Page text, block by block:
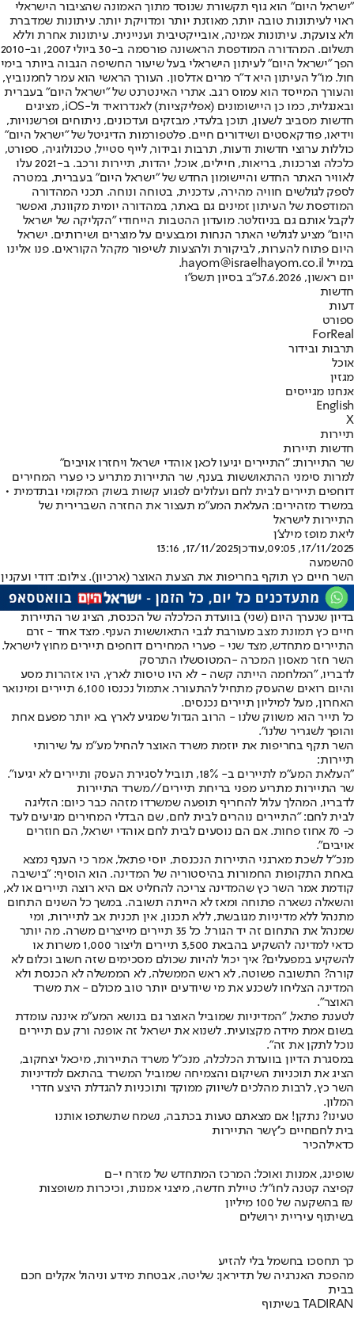
"ישראל היום" הוא גוף תקשורת שנוסד מתוך האמונה שהציבור הישראלי
ראוי לעיתונות טובה יותר, מאוזנת יותר ומדויקת יותר. עיתונות שמדברת
ולא צועקת. עיתונות אמינה, אובייקטיבית ועניינית. עיתונות אחרת וללא
תשלום. המהדורה המודפסת הראשונה פורסמה ב-30 ביולי 2007, וב-2010
הפך "ישראל היום" לעיתון הישראלי בעל שיעור החשיפה הגבוה ביותר בימי
חול. מו"ל העיתון היא ד"ר מרים אדלסון. העורך הראשי הוא עמר לחמנוביץ,
והעורך המייסד הוא עמוס רגב. אתרי האינטרנט של "ישראל היום" בעברית
ובאנגלית, כמו כן היישומונים (אפליקציות) לאנדרואיד ול-iOS, מציגים
חדשות מסביב לשעון, תוכן בלעדי, מבזקים ועדכונים, ניתוחים ופרשנויות,
וידיאו, פודקאסטים ושידורים חיים. פלטפורמות הדיגיטל של "ישראל היום"
כוללות ערוצי חדשות ודעות, תרבות ובידור, לייף סטייל, טכנולוגיה, ספורט,
כלכלה וצרכנות, בריאות, חיילים, אוכל, יהדות, תיירות ורכב. ב-2021 עלו
לאוויר האתר החדש והיישומון החדש של "ישראל היום" בעברית, במטרה
לספק לגולשים חוויה מהירה, עדכנית, בטוחה ונוחה. תכני המהדורה
המודפסת של העיתון זמינים גם באתר, במהדורה יומית מקוונת, ואפשר
לקבל אותם גם בניוזלטר. מועדון ההטבות הייחודי "הקליקה של ישראל
היום" מציע לגולשי האתר הנחות ומבצעים על מוצרים ושירותים. ישראל
היום פתוח להערות, לביקורת ולהצעות לשיפור מקהל הקוראים. פנו אלינו
במייל hayom@israelhayom.co.il.
יום ראשון, 7.6.2026
כ"ב בסיון תשפ"ו
חדשות
דעות
ספורט
ForReal
תרבות ובידור
אוכל
מגזין
אנחנו מגייסים
English
X
תיירות
חדשות תיירות
שר התיירות: "התיירים יגיעו לכאן אוהדי ישראל ויחזרו אויבים"
למרות סימני ההתאוששות בענף, שר התיירות מתריע כי פערי המחירים
דוחפים תיירים לבית לחם ועלולים לפגוע קשות בשוק המקומי ובתדמית •
במשרד מזהירים: העלאת המע"מ תעצור את החזרה השברירית של
התיירות לישראל
ליאת מופז מילצ'ן
17/11/2025, 09:05
,עודכן17/11/2025, 13:16
0השמעה
השר חיים כץ תוקף בחריפות את הצעת האוצר (ארכיון). צילום: דודי ועקנין
בדיון שנערך היום (שני) בוועדת הכלכלה של הכנסת, הציג שר התיירות
חיים כץ תמונת מצב מעורבת לגבי התאוששות הענף. מצד אחד - זרם
התיירים מתחדש, מצד שני - פערי המחירים דוחפים תיירים מחוץ לישראל.
השר חזר מאסון המכרה -המטוסשלו התרסק
לדבריו, "המלחמה הייתה קשה - לא היו טיסות לארץ, היו אזהרות מסע
והיום רואים שהעסק מתחיל להתעורר. אתמול נכנסו 6,100 תיירים ומינואר
האחרון, מעל למיליון תיירים נכנסים.
כל תייר הוא משווק שלנו - הרוב הגדול שמגיע לארץ בא יותר מפעם אחת
והופך לשגריר שלנו".
השר תקף בחריפות את יוזמת משרד האוצר להחיל מע"מ על שירותי
תיירות:
"העלאת המע"מ לתיירים ב- 18%, תוביל לסגירת העסק ותיירים לא יגיעו".
שר התיירות מתריע מפני בריחת תיירים//משרד התיירות
לדבריו, המהלך עלול להחריף תופעה שמשרדו מזהה כבר כיום: הזליגה
לבית לחם: "התיירים נוהרים לבית לחם, שם הבדלי המחירים מגיעים לעד
כ- 70 אחוז פחות. אם הם נוסעים לבית לחם אוהדי ישראל, הם חוזרים
אויבים".
מנכ"ל לשכת מארגני התיירות הנכנסת, יוסי פתאל, אמר כי הענף נמצא
באחת התקופות החמורות בהיסטוריה של המדינה. הוא הוסיף: "בישיבה
קודמת אמר השר כץ שהמדינה צריכה להחליט אם היא רוצה תיירים או לא,
והשאלה נשארה פתוחה ומאז לא הייתה תשובה. במשך כל השנים התחום
מתנהל ללא מדיניות מגובשת, ללא תכנון, אין תכנית אב לתיירות, ומי
שמנהל את התחום זה יד הגורל. כל 35 תיירים מייצרים משרה. מה יותר
כדאי למדינה להשקיע בהבאת 3,500 תיירים וליצור 1,000 משרות או
להשקיע במפעלים? איך יכול להיות שכולם מסכימים שזה חשוב וכלום לא
קורה? התשובה פשוטה, לא ראש הממשלה, לא הממשלה לא הכנסת ולא
המדינה הצליחו לשכנע את מי שיודעים יותר טוב מכולם - את משרד
האוצר".
לטענת פתאל, "המדיניות שמוביל האוצר גם בנושא המע"מ איננה עומדת
בשום אמת מידה מקצועית. לשנוא את ישראל זה אופנה ורק עם תיירים
נוכל לתקן את זה".
במסגרת הדיון בוועדת הכלכלה, מנכ"ל משרד התיירות, מיכאל יצחקוב,
הציג את תוכניות השיקום והצמיחה שמוביל המשרד בהתאם למדיניות
השר כץ, לרבות מהלכים לשיווק ממוקד ותוכניות להגדלת היצע חדרי
המלון.
טעינו? נתקן! אם מצאתם טעות בכתבה, נשמח שתשתפו אותנו
בית לחםחיים כ''ץשר התיירות
כדאילהכיר
שופינג, אמנות ואוכל: המרכז המתחדש של מזרח י-ם
קפיצה קטנה לחו"ל: טיילת חדשה, מיצגי אמנות, וכיכרות משופצות
בהשקעה של 100 מיליון ₪
בשיתוף עיריית ירושלים
כך תחסכו בחשמל בלי להזיע
מהפכת האנרגיה של תדיראן: שליטה, אבטחת מידע וניהול אקלים חכם
בבית
בשיתוף TADIRAN